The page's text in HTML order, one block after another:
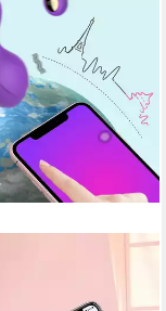
Trainer Damen